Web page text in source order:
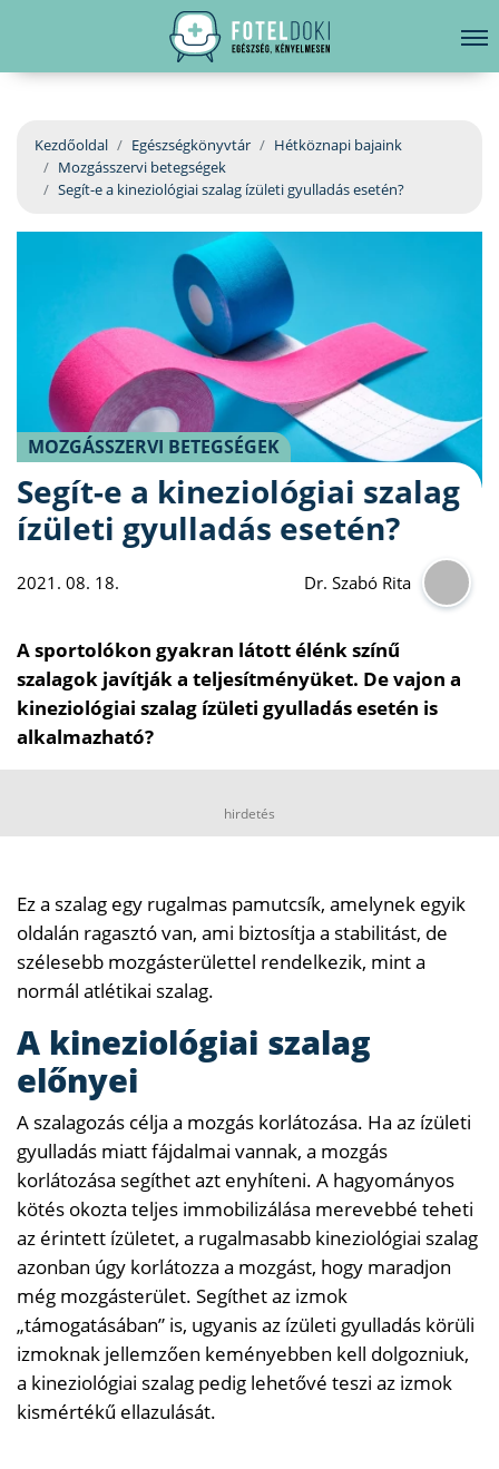
EGÉSZSÉGKÖNYVTÁR
BETEGSÉGKALAUZ
ÜGYELETKERESŐ
ORVOS VÁLASZOL
hirdetés
Kezdőoldal Egészségkönyvtár
Hétköznapi bajaink
Mozgásszervi betegségek
Segít-e a kineziológiai szalag ízületi gyulladás esetén?
MOZGÁSSZERVI BETEGSÉGEK
Segít-e a kineziológiai szalag
ízületi gyulladás esetén?
2021. 08. 18. Dr. Szabó Rita
A sportolókon gyakran látott élénk színű
szalagok javítják a teljesítményüket. De vajon a
kineziológiai szalag ízületi gyulladás esetén is
alkalmazható?
hirdetés
Ez a szalag egy rugalmas pamutcsík, amelynek egyik
oldalán ragasztó van, ami biztosítja a stabilitást, de
szélesebb mozgásterülettel rendelkezik, mint a
normál atlétikai szalag.
A kineziológiai szalag
előnyei
A szalagozás célja a mozgás korlátozása. Ha az ízületi
gyulladás miatt fájdalmai vannak, a mozgás
korlátozása segíthet azt enyhíteni. A hagyományos
kötés okozta teljes immobilizálása merevebbé teheti
az érintett ízületet, a rugalmasabb kineziológiai szalag
azonban úgy korlátozza a mozgást, hogy maradjon
még mozgásterület. Segíthet az izmok
„támogatásában” is, ugyanis az ízületi gyulladás körüli
izmoknak jellemzően keményebben kell dolgozniuk,
a kineziológiai szalag pedig lehetővé teszi az izmok
kismértékű ellazulását.